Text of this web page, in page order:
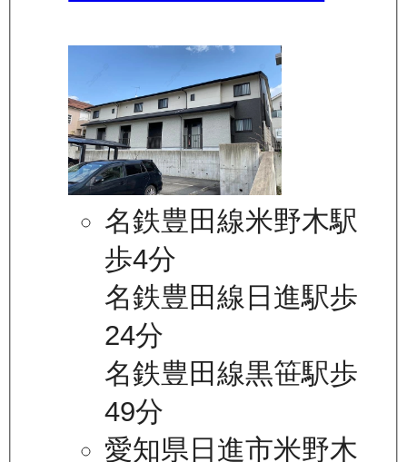
名鉄豊田線米野木駅
歩4分
名鉄豊田線日進駅歩
24分
名鉄豊田線黒笹駅歩
49分
愛知県日進市米野木